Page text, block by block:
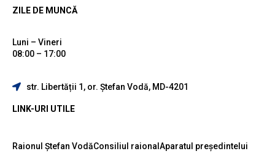
ZILE DE MUNCĂ
Luni – Vineri
08:00 – 17:00
str. Libertății 1, or. Ștefan Vodă, MD-4201
LINK-URI UTILE
Raionul Ștefan VodăConsiliul raional Aparatul președintelui